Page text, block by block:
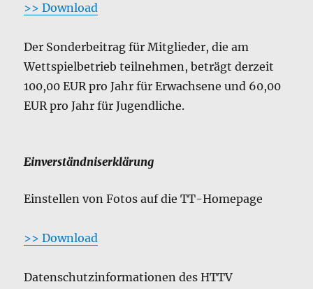
>> Download
Der Sonderbeitrag für Mitglieder, die am
Wettspielbetrieb teilnehmen, beträgt derzeit
100,00 EUR pro Jahr für Erwachsene und 60,00
EUR pro Jahr für Jugendliche.
Einverständniserklärung
Einstellen von Fotos auf die TT-Homepage
>> Download
Datenschutzinformationen des HTTV